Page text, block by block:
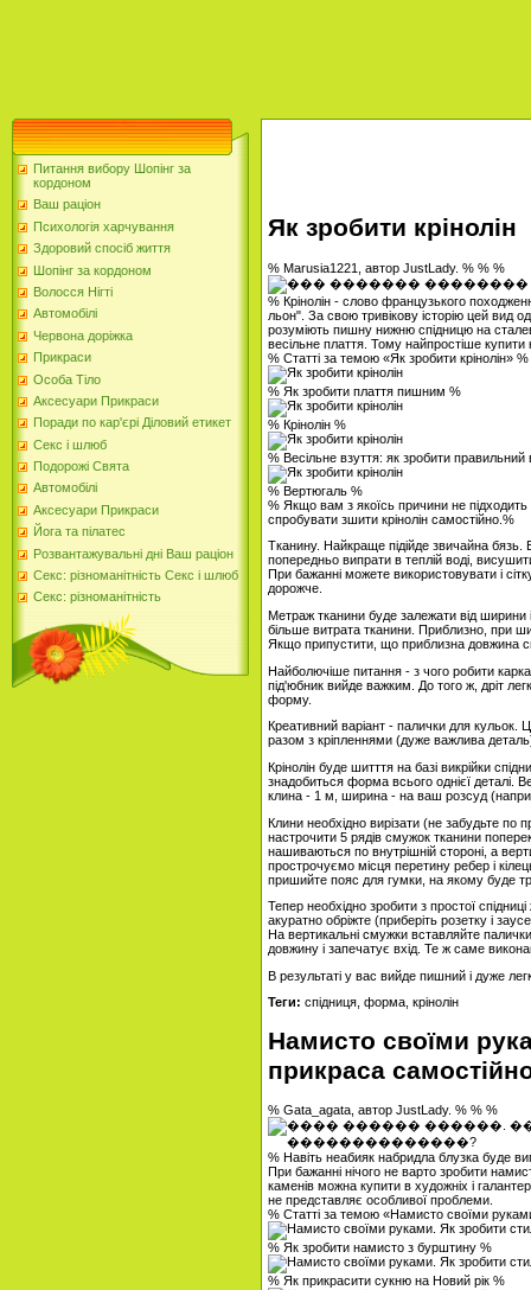
Питання вибору Шопінг за
кордоном
Ваш раціон
Психологія харчування
Здоровий спосіб життя
Шопінг за кордоном
Волосся Нігті
Автомобілі
Червона доріжка
Прикраси
Особа Тіло
Аксесуари Прикраси
Поради по кар'єрі Діловий етикет
Секс і шлюб
Подорожі Свята
Автомобілі
Аксесуари Прикраси
Йога та пілатес
Розвантажувальні дні Ваш раціон
Секс: різноманітність Секс і шлюб
Секс: різноманітність
Як зробити крінолін
% Marusia1221, автор JustLady. % % %
% Крінолін - слово французького
льон". За свою тривікову історію цей вид
розуміють пишну нижню спідницю на
весільне плаття. Тому найпростіше купити
% Статті за темою «Як зробити крінолін» %
% Як зробити плаття пишним %
% Крінолін %
% Весільне взуття: як зробити правильний
% Вертюгаль %
% Якщо вам з якоїсь причини не
спробувати зшити крінолін самостійно.%
Тканину. Найкраще підійде звичайна бязь.
попередньо випрати в теплій воді,
При бажанні можете використовувати і
дорожче.
Метраж тканини буде залежати від
більше витрата тканини. Приблизно, при
Якщо припустити, що приблизна довжина
Найболючіше питання - з чого робити
під'юбник вийде важким. До того ж, дріт
форму.
Креативний варіант - палички для кульок.
разом з кріпленнями (дуже важлива
Крінолін буде шитття на базі викрійки
знадобиться форма всього однієї деталі.
клина - 1 м, ширина - на ваш розсуд
Клини необхідно вирізати (не забудьте
настрочити 5 рядів смужок тканини
нашиваються по внутрішній стороні, а
прострочуємо місця перетину ребер і
пришийте пояс для гумки, на якому буде
Тепер необхідно зробити з простої
акуратно обріжте (приберіть розетку і
На вертикальні смужки вставляйте
довжину і запечатує вхід. Те ж саме
В результаті у вас вийде пишний і дуже
Теги: спідниця, форма, крінолін
Намисто своїми
прикраса
% Gata_agata, автор JustLady. % % %
% Навіть неабияк набридла блузка буде
При бажанні нічого не варто зробити
каменів можна купити в художніх і
не представляє особливої ​​проблеми.
% Статті за темою «Намисто своїми
% Як зробити намисто з бурштину %
% Як прикрасити сукню на Новий рік %